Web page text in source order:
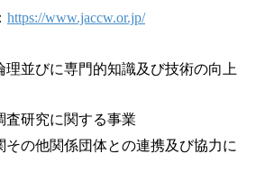
https://www.jaccw.or.jp/
理並びに専門的知識及び技術の向上
査研究に関する事業
その他関係団体との連携及び協力に